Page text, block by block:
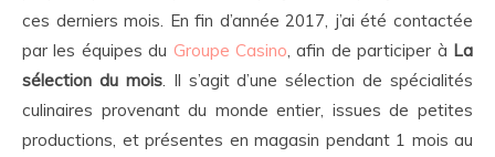
ces derniers mois. En fin d’année 2017, j’ai été contactée
par les équipes du Groupe Casino, afin de participer à La
sélection du mois. Il s’agit d’une sélection de spécialités
culinaires provenant du monde entier, issues de petites
productions, et présentes en magasin pendant 1 mois au